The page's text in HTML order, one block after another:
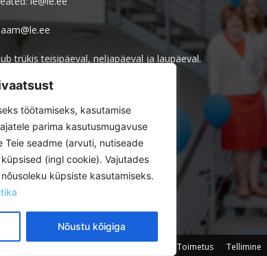
töötamiseks, kasutamise
parima kasutusmugavuse
Teie seadme (arvuti, nutiseade
(ingl cookie). Vajutades
küpsiste kasutamiseks.
Nõustu kõigiga
trükis teisipäeval, neljapäeval ja laupäeval.
Toimetus Tellimine